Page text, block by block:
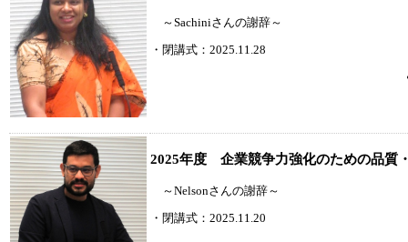
～Sachiniさんの謝辞～
・閉講式：2025.11.28
2025年度 企業競争力強化のための品質
～Nelsonさんの謝辞～
・閉講式：2025.11.20